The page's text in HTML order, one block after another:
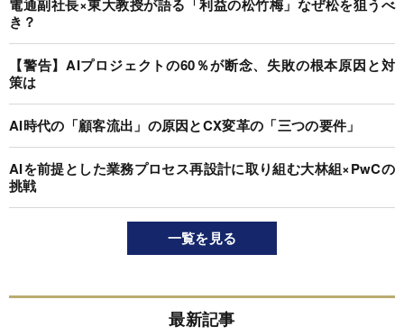
電通副社長×東大教授が語る「利益の松竹梅」なぜ松を狙うべ
き？
【警告】AIプロジェクトの60％が断念、失敗の根本原因と対
策は
AI時代の「顧客流出」の原因とCX変革の「三つの要件」
AIを前提とした業務プロセス再設計に取り組む大林組×PwCの
挑戦
一覧を見る
最新記事